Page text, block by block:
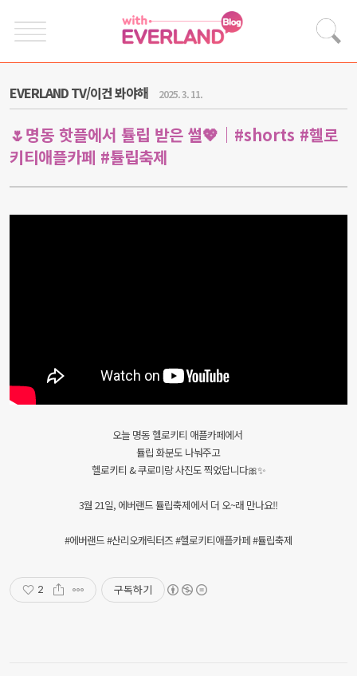
EVERLAND TV/이건 봐야해 2025. 3. 11.
🌷명동 핫플에서 튤립 받은 썰💖｜#shorts #헬로
키티애플카페 #튤립축제
오늘 명동 헬로키티 애플카페에서
튤립 화분도 나눠주고
헬로키티 & 쿠로미랑 사진도 찍었답니다🎀✨
3월 21일, 에버랜드 튤립축제에서 더 오~래 만나요!!
#에버랜드 #산리오캐릭터즈 #헬로키티애플카페 #튤립축제
2 구독하기